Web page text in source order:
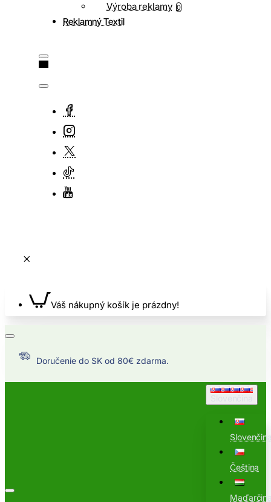
Výroba reklamy 0
Reklamný Textil
Váš nákupný košík je prázdny!
Doručenie do SK od 80€ zdarma.
Čeština